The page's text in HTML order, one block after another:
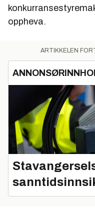
oppheva.
ARTIKKELEN